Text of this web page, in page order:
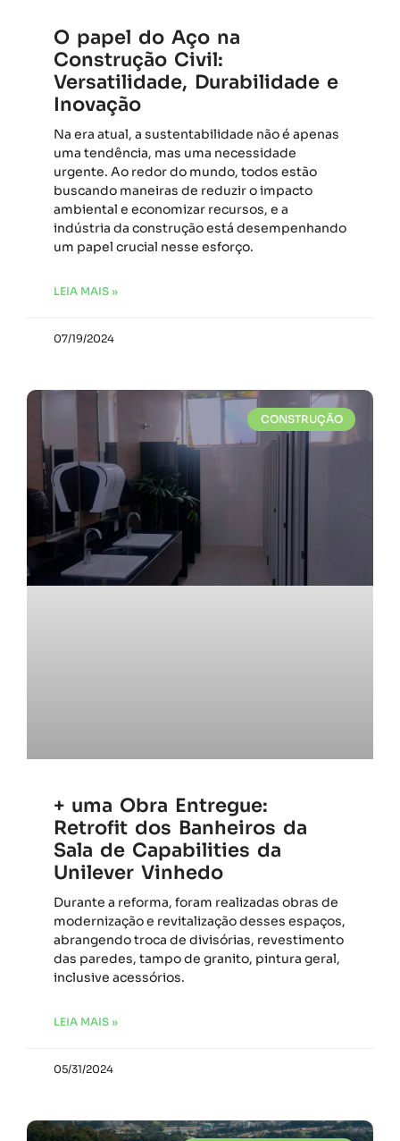
O papel do Aço na
Construção Civil:
Versatilidade, Durabilidade e
Inovação
Na era atual, a sustentabilidade não é apenas
uma tendência, mas uma necessidade
urgente. Ao redor do mundo, todos estão
buscando maneiras de reduzir o impacto
ambiental e economizar recursos, e a
indústria da construção está desempenhando
um papel crucial nesse esforço.
LEIA MAIS »
07/19/2024
CONSTRUÇÃO
+ uma Obra Entregue:
Retrofit dos Banheiros da
Sala de Capabilities da
Unilever Vinhedo
Durante a reforma, foram realizadas obras de
modernização e revitalização desses espaços,
abrangendo troca de divisórias, revestimento
das paredes, tampo de granito, pintura geral,
inclusive acessórios.
LEIA MAIS »
05/31/2024